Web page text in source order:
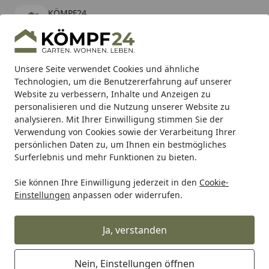
Unsere Seite verwendet Cookies und ähnliche
Technologien, um die Benutzererfahrung auf unserer
Website zu verbessern, Inhalte und Anzeigen zu
personalisieren und die Nutzung unserer Website zu
analysieren. Mit Ihrer Einwilligung stimmen Sie der
Verwendung von Cookies sowie der Verarbeitung Ihrer
persönlichen Daten zu, um Ihnen ein bestmögliches
Surferlebnis und mehr Funktionen zu bieten.
Sie können Ihre Einwilligung jederzeit in den Cookie-
Einstellungen anpassen oder widerrufen.
Ja, verstanden
Nein, Einstellungen öffnen
KÖMPF24
kostenlos - Im App Store
Hotline
Alle Produkte
Mein Konto
Suchen
Karibu Pools inkl. gratis Sandfilteranlage & Pool-
Starterset (Gesamtwert bis 468,99€)
Startseite
Shad SHAD Rückenlehnen-Montagesatz KYM Downtown
SHAD Rückenlehnen-Montagesatz
KYM Downtown 125 GT 24